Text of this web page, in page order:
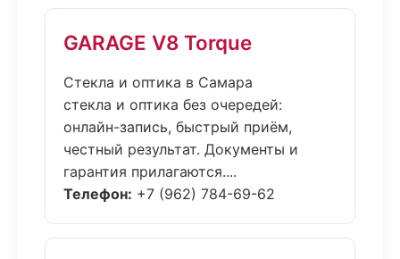
GARAGE V8 Torque
Стекла и оптика в Самара
стекла и оптика без очередей:
онлайн-запись, быстрый приём,
честный результат. Документы и
гарантия прилагаются....
Телефон: +7 (962) 784-69-62